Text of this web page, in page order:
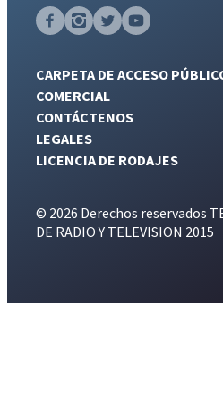
CARPETA DE ACCESO
COMERCIAL
CONTÁCTENOS
LEGALES
LICENCIA DE RODAJES
© 2026 Derechos reservados
DE RADIO Y TELEVISION 2015